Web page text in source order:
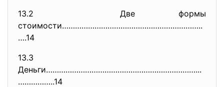
13.2 Две формы
стоимости………………………………………………………..
….14
13.3
Деньги……………………………………………………………...
……………..14